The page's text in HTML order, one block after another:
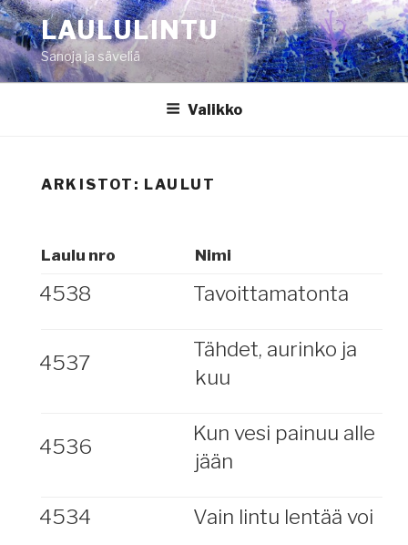
Siirry
sisältöönLAULULINTU
Sanoja ja säveliä
Valikko
ARKISTOT: LAULUT
Laulu nro Nimi
4538 Tavoittamatonta
4537
Tähdet, aurinko ja
kuu
4536
Kun vesi painuu alle
jään
4534 Vain lintu lentää voi